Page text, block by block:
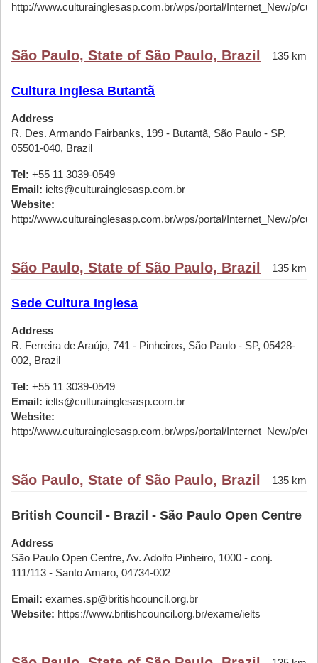
http://www.culturainglesasp.com.br/wps/portal/Internet_New/p/
São Paulo, State of São Paulo, Brazil 135 km
Cultura Inglesa Butantã
Address
R. Des. Armando Fairbanks, 199 - Butantã, São Paulo - SP,
05501-040, Brazil
Tel: +55 11 3039-0549
Email: ielts@culturainglesasp.com.br
Website:
http://www.culturainglesasp.com.br/wps/portal/Internet_New/p/
São Paulo, State of São Paulo, Brazil 135 km
Sede Cultura Inglesa
Address
R. Ferreira de Araújo, 741 - Pinheiros, São Paulo - SP, 05428-
002, Brazil
Tel: +55 11 3039-0549
Email: ielts@culturainglesasp.com.br
Website:
http://www.culturainglesasp.com.br/wps/portal/Internet_New/p/
São Paulo, State of São Paulo, Brazil 135 km
British Council - Brazil - São Paulo Open Centre
Address
São Paulo Open Centre, Av. Adolfo Pinheiro, 1000 - conj.
111/113 - Santo Amaro, 04734-002
Email: exames.sp@britishcouncil.org.br
Website: https://www.britishcouncil.org.br/exame/ielts